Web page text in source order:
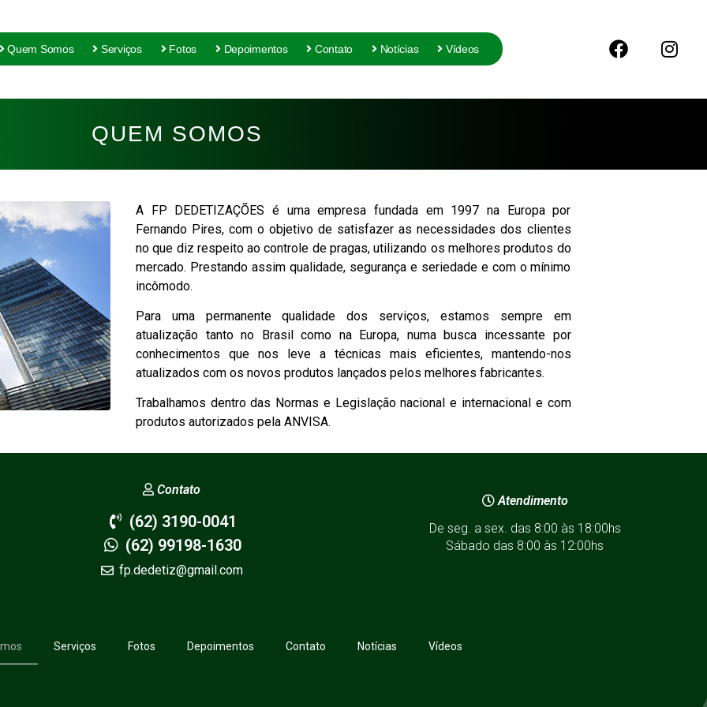
Quem Somos Serviços Fotos Depoimentos Contato Notícias Vídeos
QUEM SOMOS
A FP DEDETIZAÇÕES é uma empresa fundada em 1997 na Europa por
Fernando Pires, com o objetivo de satisfazer as necessidades dos clientes
no que diz respeito ao controle de pragas, utilizando os melhores produtos do
mercado. Prestando assim qualidade, segurança e seriedade e com o mínimo
incômodo.
Para uma permanente qualidade dos serviços, estamos sempre em
atualização tanto no Brasil como na Europa, numa busca incessante por
conhecimentos que nos leve a técnicas mais eficientes, mantendo-nos
atualizados com os novos produtos lançados pelos melhores fabricantes.
Trabalhamos dentro das Normas e Legislação nacional e internacional e com
produtos autorizados pela ANVISA.
Contato
(62) 3190-0041
(62) 99198-1630
fp.dedetiz@gmail.com
Atendimento
De seg. a sex. das 8:00 às 18:00hs
Sábado das 8:00 às 12:00hs
Serviços Fotos Depoimentos Contato Notícias Vídeos